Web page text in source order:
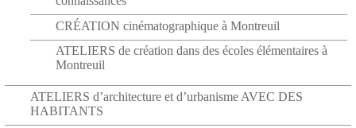
CRÉATION cinématographique à Montreuil
ATELIERS de création dans des écoles élémentaires à
Montreuil
ATELIERS d’architecture et d’urbanisme AVEC DES
HABITANTS